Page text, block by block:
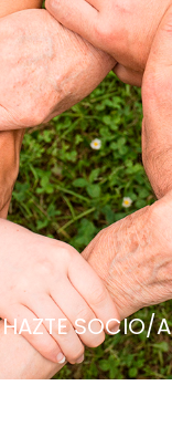
HAZTE SOCIO/A